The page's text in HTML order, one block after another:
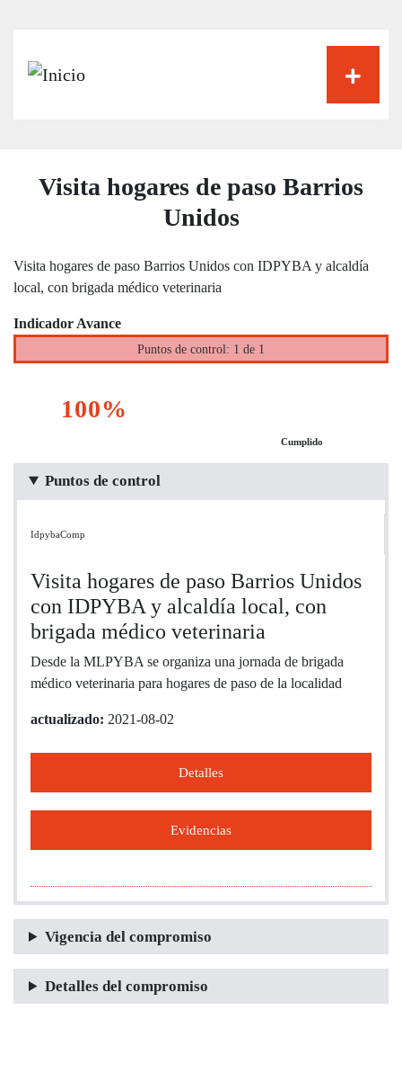
Visita hogares de paso Barrios
Unidos
Visita hogares de paso Barrios Unidos con IDPYBA y alcaldía
local, con brigada médico veterinaria
Indicador Avance
Puntos de control: 1 de 1
100%
Cumplido
Puntos de control
IdpybaComp
Visita hogares de paso Barrios Unidos
con IDPYBA y alcaldía local, con
brigada médico veterinaria
Desde la MLPYBA se organiza una jornada de brigada
médico veterinaria para hogares de paso de la localidad
actualizado: 2021-08-02
Detalles
Evidencias
Vigencia del compromiso
Detalles del compromiso